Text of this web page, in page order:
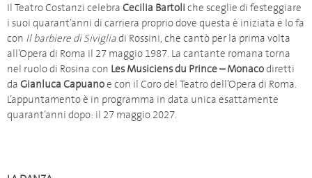
Il Teatro Costanzi celebra Cecilia Bartoli che sceglie di festeggiare
i suoi quarant’anni di carriera proprio dove questa è iniziata e lo fa
con Il barbiere di Sivigliadi Rossini, che cantò per la prima volta
all’Opera di Roma il 27 maggio 1987. La cantante romana torna
nel ruolo di Rosina con Les Musiciens du Prince – Monacodiretti
da Gianluca Capuanoe con il Coro del Teatro dell’Opera di Roma.
L’appuntamento è in programma in data unica esattamente
quarant’anni dopo: il 27 maggio 2027.